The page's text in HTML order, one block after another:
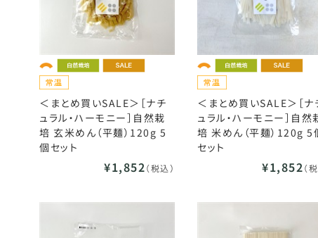
＜まとめ買いSALE＞［ナチ
ュラル・ハーモニー］自然栽
培 玄米めん（平麺）120g 5
個セット
¥1,852（税込）
＜まとめ買いSALE＞［ナ
ュラル・ハーモニー］自然
培 米めん（平麺）120g 5
セット
¥1,852（